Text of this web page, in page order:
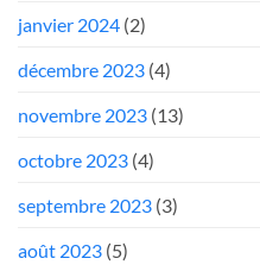
janvier 2024 (2)
décembre 2023 (4)
novembre 2023 (13)
octobre 2023 (4)
septembre 2023 (3)
août 2023 (5)